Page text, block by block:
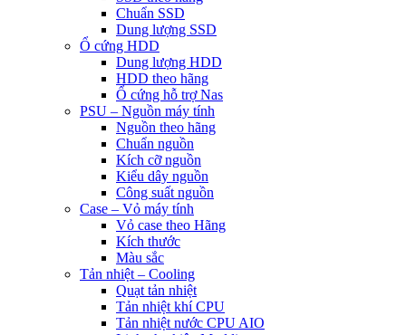
Chuẩn SSD
Dung lượng SSD
Ổ cứng HDD
Dung lượng HDD
HDD theo hãng
Ổ cứng hỗ trợ Nas
PSU – Nguồn máy tính
Nguồn theo hãng
Chuẩn nguồn
Kích cỡ nguồn
Kiểu dây nguồn
Công suất nguồn
Case – Vỏ máy tính
Vỏ case theo Hãng
Kích thước
Màu sắc
Tản nhiệt – Cooling
Quạt tản nhiệt
Tản nhiệt khí CPU
Tản nhiệt nước CPU AIO